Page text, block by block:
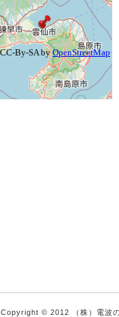
Copyright © 2012 （株）電波